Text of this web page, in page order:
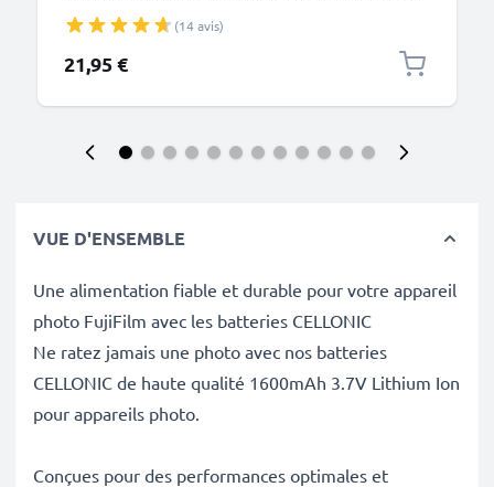
(14 avis)
21,95 €
VUE D'ENSEMBLE
Une alimentation fiable et durable pour votre appareil
photo FujiFilm avec les batteries CELLONIC
Ne ratez jamais une photo avec nos batteries
CELLONIC de haute qualité 1600mAh 3.7V Lithium Ion
pour appareils photo.
Conçues pour des performances optimales et